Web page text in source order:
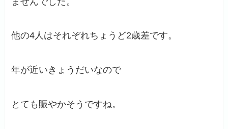
他の4人はそれぞれちょうど2歳差です。
年が近いきょうだいなので
とても賑やかそうですね。